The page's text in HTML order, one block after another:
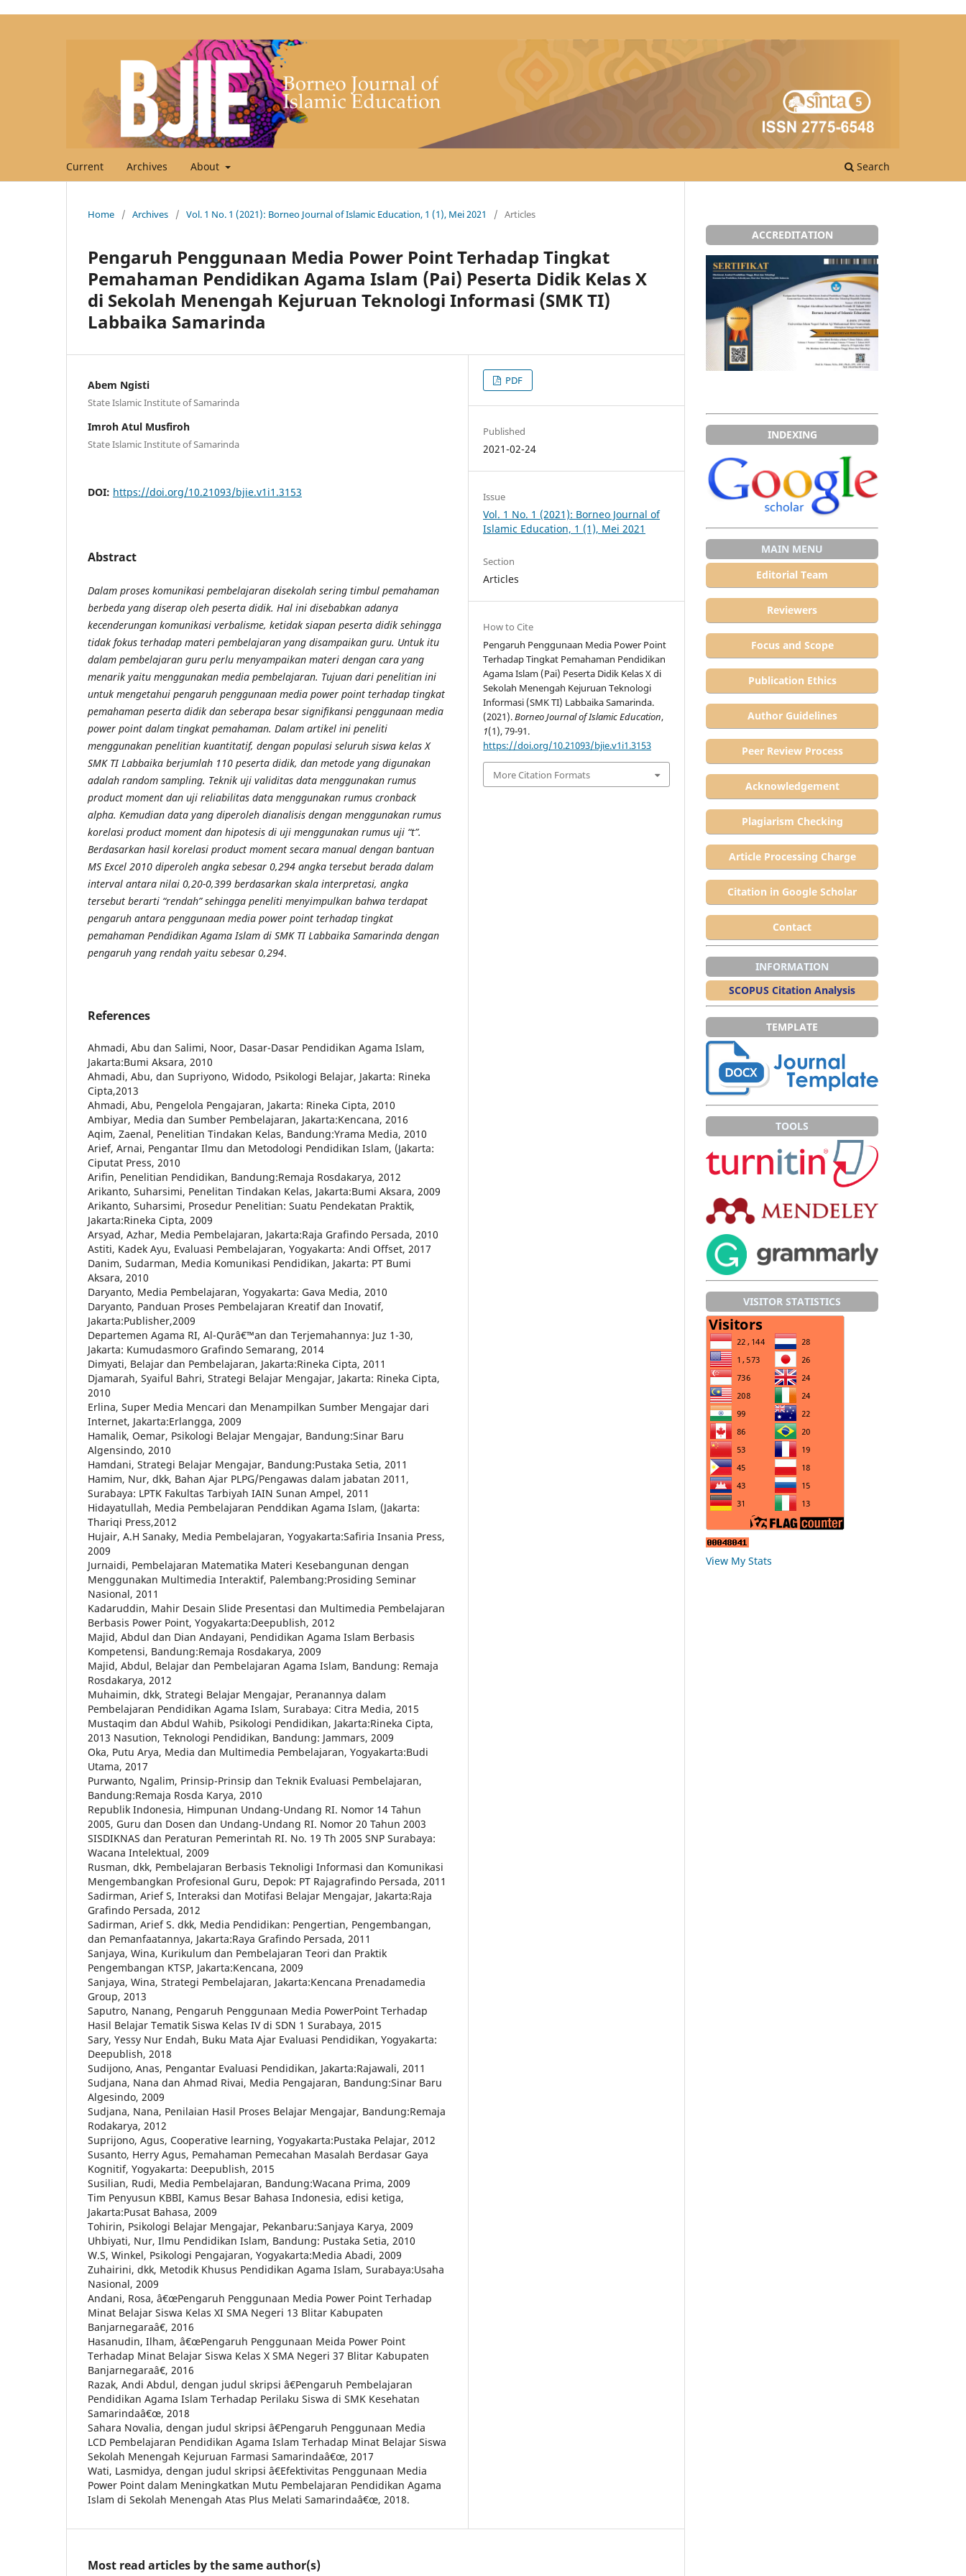
Current Archives About Search
Home / Archives / Vol. 1 No. 1 (2021): Borneo Journal of Islamic Education, 1 (1), Mei 2021 / Articles
Pengaruh Penggunaan Media Power Point Terhadap Tingkat
Pemahaman Pendidikan Agama Islam (Pai) Peserta Didik Kelas X
di Sekolah Menengah Kejuruan Teknologi Informasi (SMK TI)
Labbaika Samarinda
Abem Ngisti
State Islamic Institute of Samarinda
Imroh Atul Musfiroh
State Islamic Institute of Samarinda
DOI: https://doi.org/10.21093/bjie.v1i1.3153
Abstract
Dalam proses komunikasi pembelajaran disekolah sering timbul pemahaman
berbeda yang diserap oleh peserta didik. Hal ini disebabkan adanya
kecenderungan komunikasi verbalisme, ketidak siapan peserta didik sehingga
tidak fokus terhadap materi pembelajaran yang disampaikan guru. Untuk itu
dalam pembelajaran guru perlu menyampaikan materi dengan cara yang
menarik yaitu menggunakan media pembelajaran. Tujuan dari penelitian ini
untuk mengetahui pengaruh penggunaan media power point terhadap tingkat
pemahaman peserta didik dan seberapa besar signifikansi penggunaan media
power point dalam tingkat pemahaman. Dalam artikel ini peneliti
menggunakan penelitian kuantitatif, dengan populasi seluruh siswa kelas X
SMK TI Labbaika berjumlah 110 peserta didik, dan metode yang digunakan
adalah random sampling. Teknik uji validitas data menggunakan rumus
product moment dan uji reliabilitas data menggunakan rumus cronback
alpha. Kemudian data yang diperoleh dianalisis dengan menggunakan rumus
korelasi product moment dan hipotesis di uji menggunakan rumus uji “t”.
Berdasarkan hasil korelasi product moment secara manual dengan bantuan
MS Excel 2010 diperoleh angka sebesar 0,294 angka tersebut berada dalam
interval antara nilai 0,20-0,399 berdasarkan skala interpretasi, angka
tersebut berarti “rendah” sehingga peneliti menyimpulkan bahwa terdapat
pengaruh antara penggunaan media power point terhadap tingkat
pemahaman Pendidikan Agama Islam di SMK TI Labbaika Samarinda dengan
pengaruh yang rendah yaitu sebesar 0,294.
References
Ahmadi, Abu dan Salimi, Noor, Dasar-Dasar Pendidikan Agama Islam,
Jakarta:Bumi Aksara, 2010
Ahmadi, Abu, dan Supriyono, Widodo, Psikologi Belajar, Jakarta: Rineka
Cipta,2013
Ahmadi, Abu, Pengelola Pengajaran, Jakarta: Rineka Cipta, 2010
Ambiyar, Media dan Sumber Pembelajaran, Jakarta:Kencana, 2016
Aqim, Zaenal, Penelitian Tindakan Kelas, Bandung:Yrama Media, 2010
Arief, Arnai, Pengantar Ilmu dan Metodologi Pendidikan Islam, (Jakarta:
Ciputat Press, 2010
Arifin, Penelitian Pendidikan, Bandung:Remaja Rosdakarya, 2012
Arikanto, Suharsimi, Penelitan Tindakan Kelas, Jakarta:Bumi Aksara, 2009
Arikanto, Suharsimi, Prosedur Penelitian: Suatu Pendekatan Praktik,
Jakarta:Rineka Cipta, 2009
Arsyad, Azhar, Media Pembelajaran, Jakarta:Raja Grafindo Persada, 2010
Astiti, Kadek Ayu, Evaluasi Pembelajaran, Yogyakarta: Andi Offset, 2017
Danim, Sudarman, Media Komunikasi Pendidikan, Jakarta: PT Bumi
Aksara, 2010
Daryanto, Media Pembelajaran, Yogyakarta: Gava Media, 2010
Daryanto, Panduan Proses Pembelajaran Kreatif dan Inovatif,
Jakarta:Publisher,2009
Departemen Agama RI, Al-Qurâ€™an dan Terjemahannya: Juz 1-30,
Jakarta: Kumudasmoro Grafindo Semarang, 2014
Dimyati, Belajar dan Pembelajaran, Jakarta:Rineka Cipta, 2011
Djamarah, Syaiful Bahri, Strategi Belajar Mengajar, Jakarta: Rineka Cipta,
2010
Erlina, Super Media Mencari dan Menampilkan Sumber Mengajar dari
Internet, Jakarta:Erlangga, 2009
Hamalik, Oemar, Psikologi Belajar Mengajar, Bandung:Sinar Baru
Algensindo, 2010
Hamdani, Strategi Belajar Mengajar, Bandung:Pustaka Setia, 2011
Hamim, Nur, dkk, Bahan Ajar PLPG/Pengawas dalam jabatan 2011,
Surabaya: LPTK Fakultas Tarbiyah IAIN Sunan Ampel, 2011
Hidayatullah, Media Pembelajaran Penddikan Agama Islam, (Jakarta:
Thariqi Press,2012
Hujair, A.H Sanaky, Media Pembelajaran, Yogyakarta:Safiria Insania Press,
2009
Jurnaidi, Pembelajaran Matematika Materi Kesebangunan dengan
Menggunakan Multimedia Interaktif, Palembang:Prosiding Seminar
Nasional, 2011
Kadaruddin, Mahir Desain Slide Presentasi dan Multimedia Pembelajaran
Berbasis Power Point, Yogyakarta:Deepublish, 2012
Majid, Abdul dan Dian Andayani, Pendidikan Agama Islam Berbasis
Kompetensi, Bandung:Remaja Rosdakarya, 2009
Majid, Abdul, Belajar dan Pembelajaran Agama Islam, Bandung: Remaja
Rosdakarya, 2012
Muhaimin, dkk, Strategi Belajar Mengajar, Peranannya dalam
Pembelajaran Pendidikan Agama Islam, Surabaya: Citra Media, 2015
Mustaqim dan Abdul Wahib, Psikologi Pendidikan, Jakarta:Rineka Cipta,
2013 Nasution, Teknologi Pendidikan, Bandung: Jammars, 2009
Oka, Putu Arya, Media dan Multimedia Pembelajaran, Yogyakarta:Budi
Utama, 2017
Purwanto, Ngalim, Prinsip-Prinsip dan Teknik Evaluasi Pembelajaran,
Bandung:Remaja Rosda Karya, 2010
Republik Indonesia, Himpunan Undang-Undang RI. Nomor 14 Tahun
2005, Guru dan Dosen dan Undang-Undang RI. Nomor 20 Tahun 2003
SISDIKNAS dan Peraturan Pemerintah RI. No. 19 Th 2005 SNP Surabaya:
Wacana Intelektual, 2009
Rusman, dkk, Pembelajaran Berbasis Teknoligi Informasi dan Komunikasi
Mengembangkan Profesional Guru, Depok: PT Rajagrafindo Persada, 2011
Sadirman, Arief S, Interaksi dan Motifasi Belajar Mengajar, Jakarta:Raja
Grafindo Persada, 2012
Sadirman, Arief S. dkk, Media Pendidikan: Pengertian, Pengembangan,
dan Pemanfaatannya, Jakarta:Raya Grafindo Persada, 2011
Sanjaya, Wina, Kurikulum dan Pembelajaran Teori dan Praktik
Pengembangan KTSP, Jakarta:Kencana, 2009
Sanjaya, Wina, Strategi Pembelajaran, Jakarta:Kencana Prenadamedia
Group, 2013
Saputro, Nanang, Pengaruh Penggunaan Media PowerPoint Terhadap
Hasil Belajar Tematik Siswa Kelas IV di SDN 1 Surabaya, 2015
Sary, Yessy Nur Endah, Buku Mata Ajar Evaluasi Pendidikan, Yogyakarta:
Deepublish, 2018
Sudijono, Anas, Pengantar Evaluasi Pendidikan, Jakarta:Rajawali, 2011
Sudjana, Nana dan Ahmad Rivai, Media Pengajaran, Bandung:Sinar Baru
Algesindo, 2009
Sudjana, Nana, Penilaian Hasil Proses Belajar Mengajar, Bandung:Remaja
Rodakarya, 2012
Suprijono, Agus, Cooperative learning, Yogyakarta:Pustaka Pelajar, 2012
Susanto, Herry Agus, Pemahaman Pemecahan Masalah Berdasar Gaya
Kognitif, Yogyakarta: Deepublish, 2015
Susilian, Rudi, Media Pembelajaran, Bandung:Wacana Prima, 2009
Tim Penyusun KBBI, Kamus Besar Bahasa Indonesia, edisi ketiga,
Jakarta:Pusat Bahasa, 2009
Tohirin, Psikologi Belajar Mengajar, Pekanbaru:Sanjaya Karya, 2009
Uhbiyati, Nur, Ilmu Pendidikan Islam, Bandung: Pustaka Setia, 2010
W.S, Winkel, Psikologi Pengajaran, Yogyakarta:Media Abadi, 2009
Zuhairini, dkk, Metodik Khusus Pendidikan Agama Islam, Surabaya:Usaha
Nasional, 2009
Andani, Rosa, â€œPengaruh Penggunaan Media Power Point Terhadap
Minat Belajar Siswa Kelas XI SMA Negeri 13 Blitar Kabupaten
Banjarnegaraâ€, 2016
Hasanudin, Ilham, â€œPengaruh Penggunaan Meida Power Point
Terhadap Minat Belajar Siswa Kelas X SMA Negeri 37 Blitar Kabupaten
Banjarnegaraâ€, 2016
Razak, Andi Abdul, dengan judul skripsi â€Pengaruh Pembelajaran
Pendidikan Agama Islam Terhadap Perilaku Siswa di SMK Kesehatan
Samarindaâ€œ, 2018
Sahara Novalia, dengan judul skripsi â€Pengaruh Penggunaan Media
LCD Pembelajaran Pendidikan Agama Islam Terhadap Minat Belajar Siswa
Sekolah Menengah Kejuruan Farmasi Samarindaâ€œ, 2017
Wati, Lasmidya, dengan judul skripsi â€Efektivitas Penggunaan Media
Power Point dalam Meningkatkan Mutu Pembelajaran Pendidikan Agama
Islam di Sekolah Menengah Atas Plus Melati Samarindaâ€œ, 2018.
PDF
Published
2021-02-24
Issue
Vol. 1 No. 1 (2021): Borneo Journal of
Islamic Education, 1 (1), Mei 2021
Section
Articles
How to Cite
Pengaruh Penggunaan Media Power Point
Terhadap Tingkat Pemahaman Pendidikan
Agama Islam (Pai) Peserta Didik Kelas X di
Sekolah Menengah Kejuruan Teknologi
Informasi (SMK TI) Labbaika Samarinda.
(2021).Borneo Journal of Islamic Education,
1(1), 79-91.
https://doi.org/10.21093/bjie.v1i1.3153
More Citation Formats
Most read articles by the same author(s)
ACCREDITATION
INDEXING
MAIN MENU
Editorial Team
Reviewers
Focus and Scope
Publication Ethics
Author Guidelines
Peer Review Process
Acknowledgement
Plagiarism Checking
Article Processing Charge
Citation in Google Scholar
Contact
INFORMATION
SCOPUS Citation Analysis
TEMPLATE
TOOLS
VISITOR STATISTICS
View My Stats